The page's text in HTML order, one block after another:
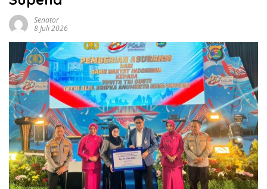
Senator
8 Juli 2026